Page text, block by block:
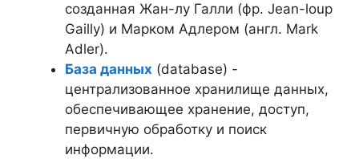
созданная Жан-лу Галли (фр. Jean-loup
Gailly) и Марком Адлером (англ. Mark
Adler).
База данных (database) -
централизованное хранилище данных,
обеспечивающее хранение, доступ,
первичную обработку и поиск
информации.